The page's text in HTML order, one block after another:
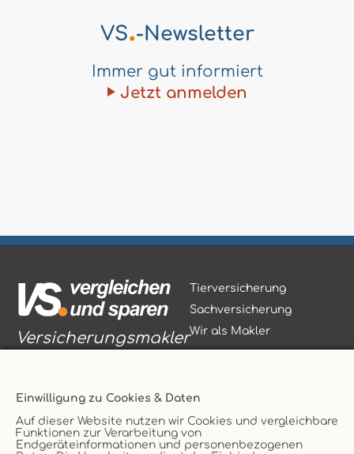
Einwilligung zu Cookies & Daten
Auf dieser Website nutzen wir Cookies und vergleichbare
Funktionen zur Verarbeitung von
Endgeräteinformationen und personenbezogenen
VS.-Newsletter
Immer gut informiert
Jetzt anmelden
Versicherungsmakler
Vertrag widerrufen
Tierversicherung
Sachversicherung
Wir als Makler